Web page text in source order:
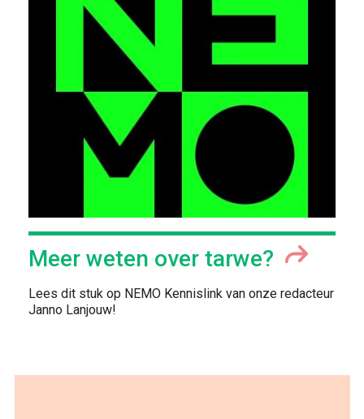
Meer weten over tarwe?
Lees dit stuk op NEMO Kennislink van onze redacteur
Janno Lanjouw!